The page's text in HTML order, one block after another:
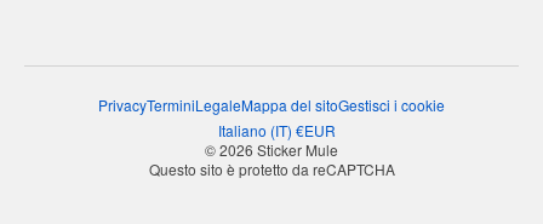
PrivacyTerminiLegaleMappa del sitoGestisci i cookie
Italiano (IT) €EUR
© 2026 Sticker Mule
Questo sito è protetto da reCAPTCHA